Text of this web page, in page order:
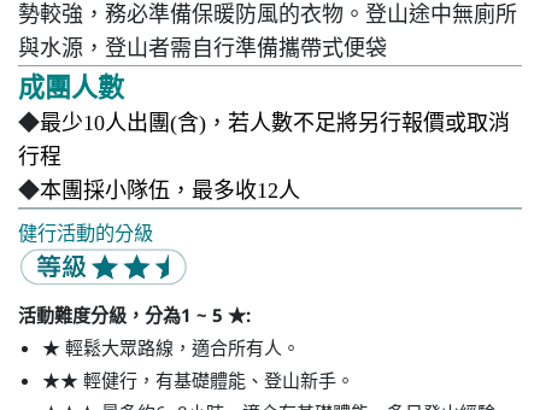
勢較強，務必準備保暖防風的衣物。登山途中無廁所
與水源， 登山者需自行準備攜帶式便袋
成團人數
◆最少10人出團(含)，若人數不足將另行報價或取消
行程
◆本團採小隊伍，最多收12人
健行活動的分級
活動難度分級，分為1 ~ 5 ★:
★ 輕鬆大眾路線，適合所有人。
★★ 輕健行，有基礎體能、登山新手。